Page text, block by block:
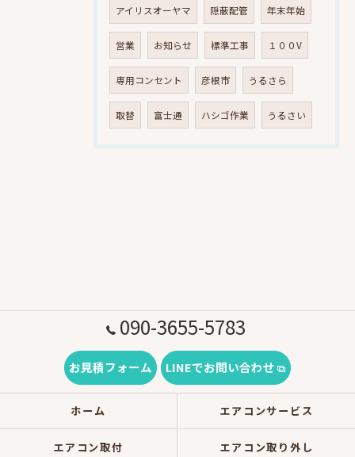
アイリスオーヤマ 隠蔽配管 年末年始
営業 お知らせ 標準工事 １００V
専用コンセント 彦根市 うるさら
取替 富士通 ハシゴ作業 うるさい
090-3655-5783
お見積フォーム LINEでお問い合わせ
ホーム エアコンサービス
エアコン取付 エアコン取り外し